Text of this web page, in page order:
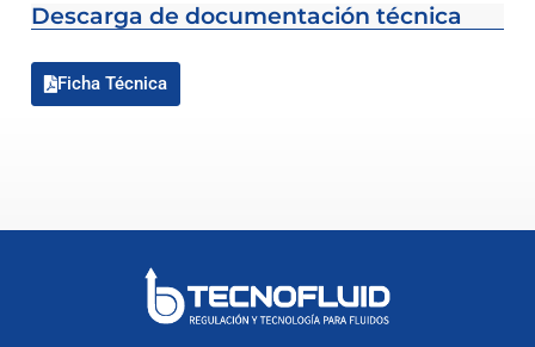
Descarga de documentación técnica
Ficha Técnica